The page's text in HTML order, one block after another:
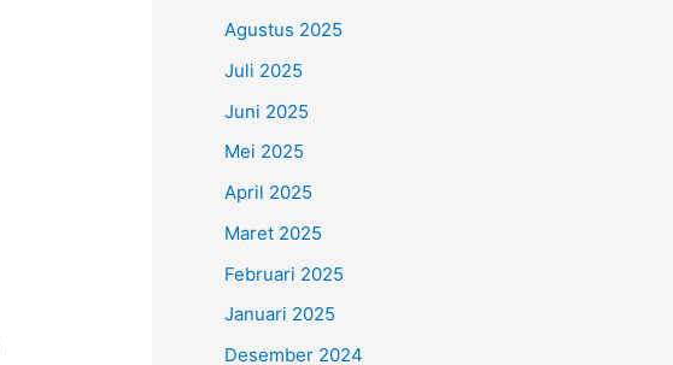
Agustus 2025
Juli 2025
Juni 2025
Mei 2025
April 2025
Maret 2025
Februari 2025
Januari 2025
Desember 2024